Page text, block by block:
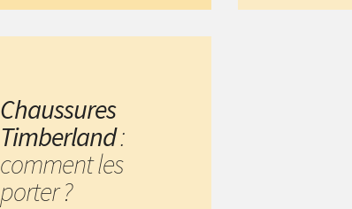
Chaussures
Timberland:
comment les
porter ?